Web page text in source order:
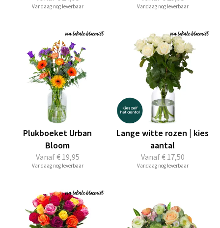
Vandaag nog leverbaar Vandaag nog leverbaar
Vanaf€ 19,95
Plukboeket Urban
Bloom
Vandaag nog leverbaar
Vanaf€ 17,50
Lange witte rozen | kies
aantal
Vandaag nog leverbaar